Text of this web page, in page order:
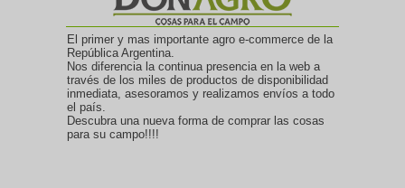
El primer y mas importante agro e-commerce de la
República Argentina.
Nos diferencia la continua presencia en la web a
través de los miles de productos de disponibilidad
inmediata, asesoramos y realizamos envíos a todo
el país.
Descubra una nueva forma de comprar las cosas
para su campo!!!!